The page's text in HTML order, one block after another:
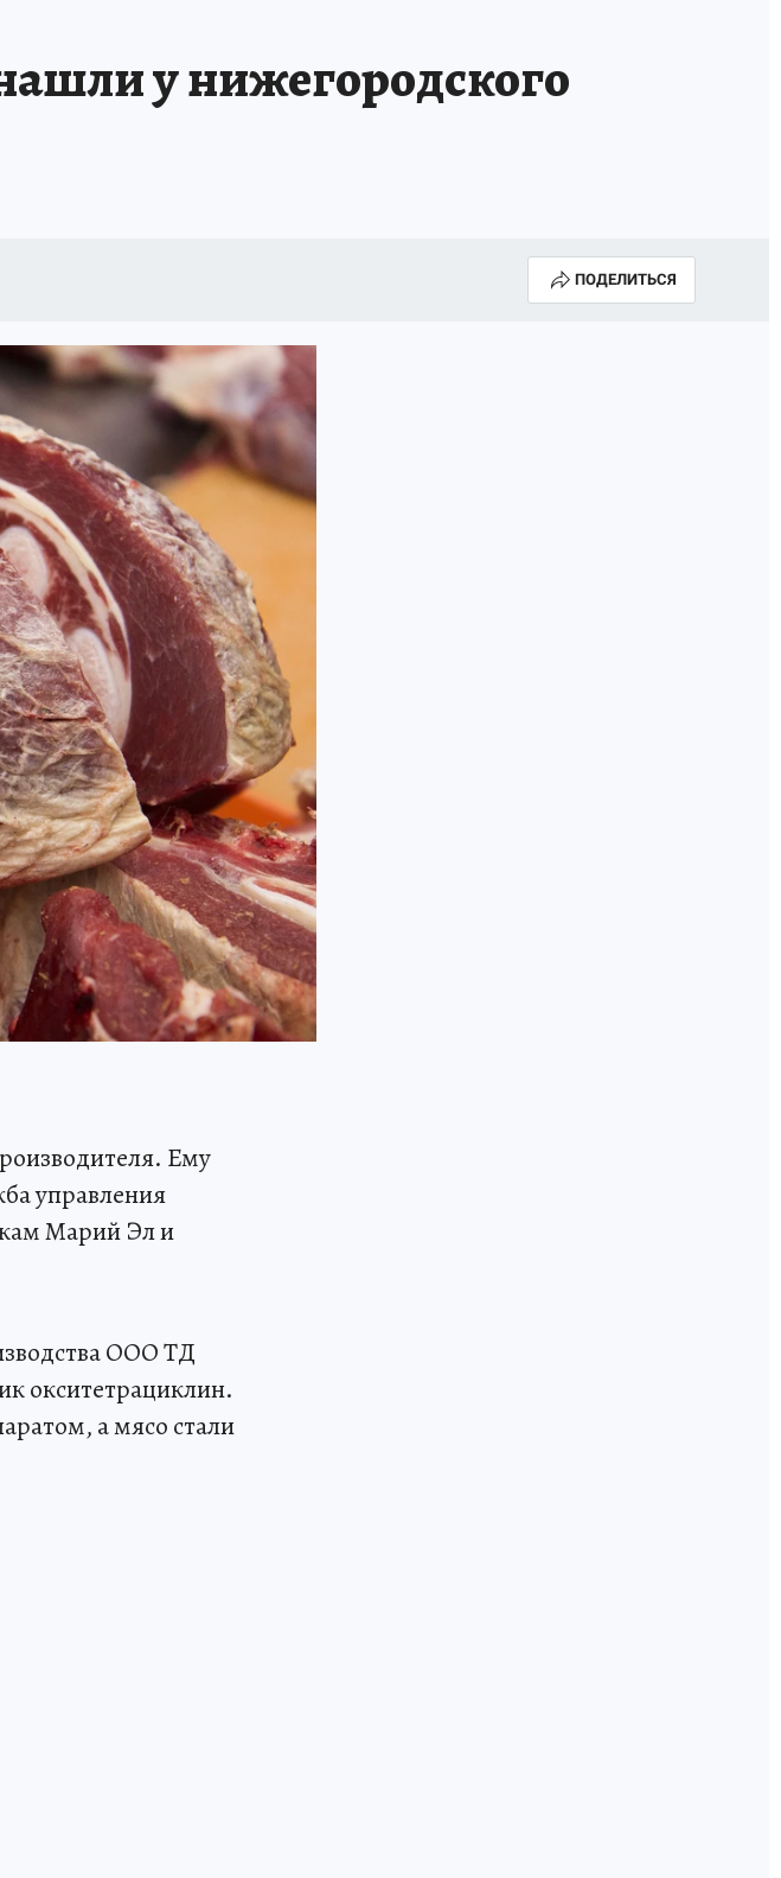
у нижегородского
ПОДЕЛИТЬСЯ
Ему
управления
Марий Эл и
ООО ТД
окситетрациклин.
а мясо стали